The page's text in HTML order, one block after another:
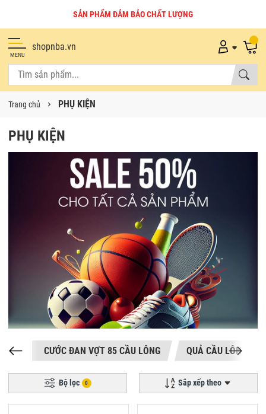
SẢN PHẨM ĐẢM BẢO CHẤT LƯỢNG
MENU
shopnba.vn
Trang chủ PHỤ KIỆN
PHỤ KIỆN
CƯỚC ĐAN VỢT 85 CẦU LÔNG QUẢ CẦU LÔNG
Bộ lọc 0 Sắp xếp theo